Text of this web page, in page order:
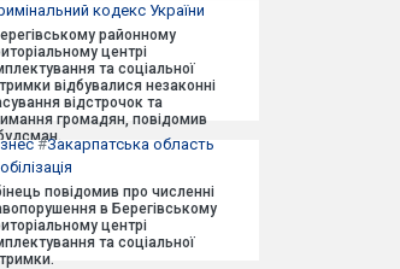
кодекс України
районному
центрі
та соціальної
відбувалися незаконні
відстрочок та
громадян, повідомив
#Закарпатська область
повідомив про численні
в Берегівському
центрі
та соціальної